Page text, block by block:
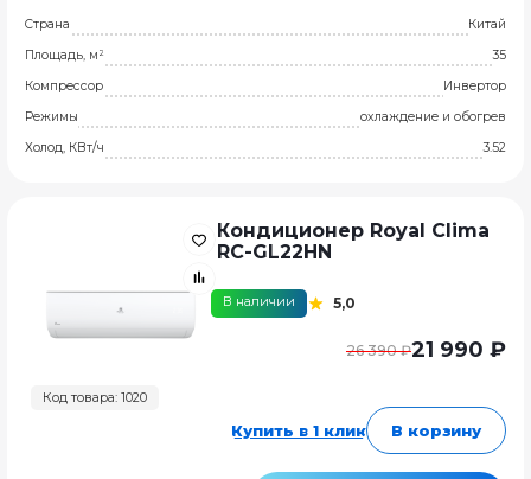
Страна
Китай
Площадь, м²
35
Компрессор
Инвертор
Режимы
охлаждение и обогрев
Холод, КВт/ч
3.52
Код товара: 1020
Кондиционер Royal Clima
RC-GL22HN
В наличии 5,0
26 390 ₽21 990 ₽
Купить в 1 клик В корзину